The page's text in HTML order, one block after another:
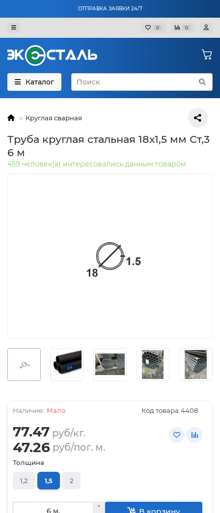
ОТПРАВКА ЗАЯВКИ 24/7
0 0
Каталог
Круглая сварная
Труба круглая стальная 18х1,5 мм Ст,3
6 м
459 человек(а) интересовались данным товаром
Мало Код товара:4408
77.47 руб/кг.
47.26 руб/пог. м.
Толщина
1,2 1,5 2